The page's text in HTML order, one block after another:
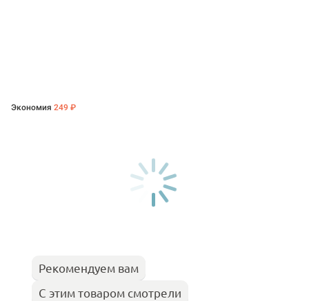
Экономия 249 ₽
Рекомендуем вам
С этим товаром смотрели